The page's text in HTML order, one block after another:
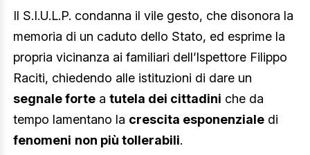
Il S.I.U.L.P. condanna il vile gesto, che disonora la
memoria di un caduto dello Stato, ed esprime la
propria vicinanza ai familiari dell’Ispettore Filippo
Raciti, chiedendo alle istituzioni di dare un
segnale forte a tutela dei cittadini che da
tempo lamentano la crescita esponenziale di
fenomeni non più tollerabili.